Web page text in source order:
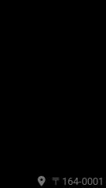
〒164-